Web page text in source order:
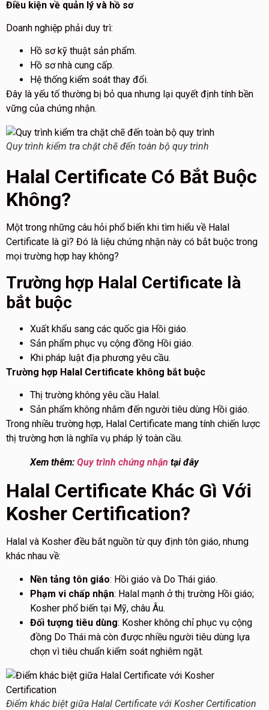
Điều kiện về quản lý và hồ sơ
Doanh nghiệp phải duy trì:
Hồ sơ kỹ thuật sản phẩm.
Hồ sơ nhà cung cấp.
Hệ thống kiểm soát thay đổi.
Đây là yếu tố thường bị bỏ qua nhưng lại quyết định tính bền
vững của chứng nhận.
Quy trình kiểm tra chặt chẽ đến toàn bộ quy trình
Halal Certificate Có Bắt Buộc
Không?
Một trong những câu hỏi phổ biến khi tìm hiểu về Halal
Certificate là gì? Đó là liệu chứng nhận này có bắt buộc trong
mọi trường hợp hay không?
Trường hợp Halal Certificate là
bắt buộc
Xuất khẩu sang các quốc gia Hồi giáo.
Sản phẩm phục vụ cộng đồng Hồi giáo.
Khi pháp luật địa phương yêu cầu.
Trường hợp Halal Certificate không bắt buộc
Thị trường không yêu cầu Halal.
Sản phẩm không nhắm đến người tiêu dùng Hồi giáo.
Trong nhiều trường hợp, Halal Certificate mang tính chiến lược
thị trường hơn là nghĩa vụ pháp lý toàn cầu.
Xem thêm: Quy trình chứng nhận tại đây
Halal Certificate Khác Gì Với
Kosher Certification?
Halal và Kosher đều bắt nguồn từ quy định tôn giáo, nhưng
khác nhau về:
Nền tảng tôn giáo: Hồi giáo và Do Thái giáo.
Phạm vi chấp nhận: Halal mạnh ở thị trường Hồi giáo;
Kosher phổ biến tại Mỹ, châu Âu.
Đối tượng tiêu dùng: Kosher không chỉ phục vụ cộng
đồng Do Thái mà còn được nhiều người tiêu dùng lựa
chọn vì tiêu chuẩn kiểm soát nghiêm ngặt.
Điểm khác biệt giữa Halal Certificate với Kosher Certification